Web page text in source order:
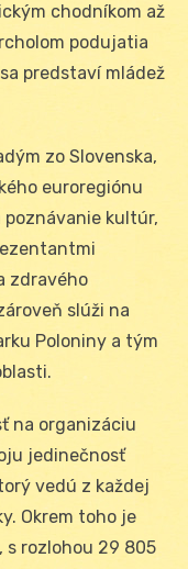
chodníkom až
podujatia
predstaví mládež
zo Slovenska,
euroregiónu
kultúr,
zdravého
slúži na
Poloniny a tým
na organizáciu
jedinečnosť
vedú z každej
Okrem toho je
s rozlohou 29 805